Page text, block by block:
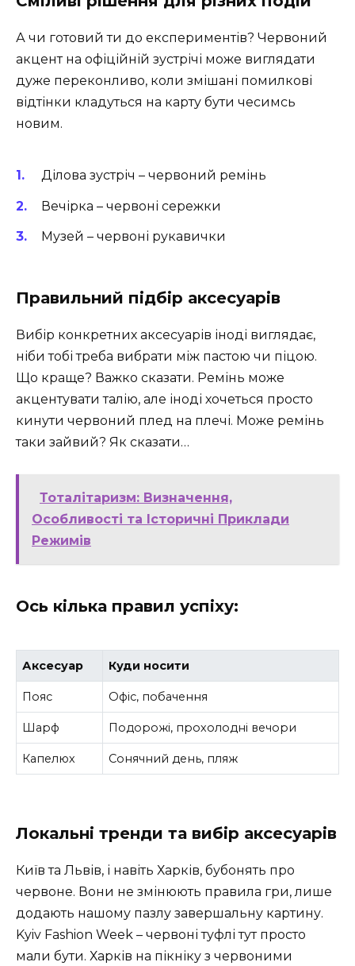
А чи готовий ти до експериментів? Червоний
акцент на офіційній зустрічі може виглядати
дуже переконливо, коли змішані помилкові
відтінки кладуться на карту бути чесимсь
новим.
Ділова зустріч – червоний ремінь
Вечірка – червоні сережки
Музей – червоні рукавички
Правильний підбір аксесуарів
Вибір конкретних аксесуарів іноді виглядає,
ніби тобі треба вибрати між пастою чи піцою.
Що краще? Важко сказати. Ремінь може
акцентувати талію, але іноді хочеться просто
кинути червоний плед на плечі. Може ремінь
таки зайвий? Як сказати…
Тоталітаризм: Визначення,
Особливості та Історичні Приклади
Режимів
Ось кілька правил успіху:
Аксесуар Куди носити
Пояс Офіс, побачення
Шарф Подорожі, прохолодні вечори
Капелюх Сонячний день, пляж
Локальні тренди та вибір аксесуарів
Київ та Львів, і навіть Харків, бубонять про
червоне. Вони не змінюють правила гри, лише
додають нашому пазлу завершальну картину.
Kyiv Fashion Week – червоні туфлі тут просто
мали бути. Харків на пікніку з червоними